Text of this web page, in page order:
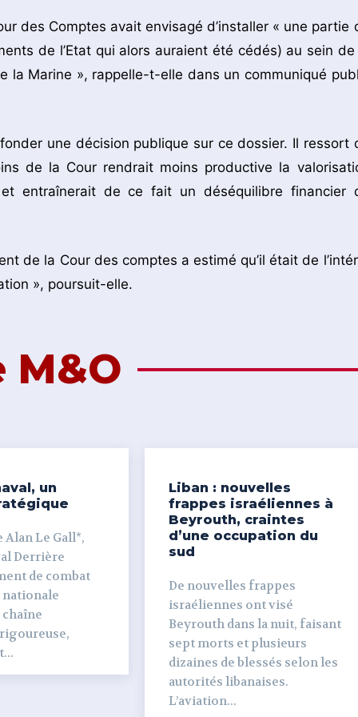
des Comptes avait envisagé d’installer « une partie
de l’Etat qui alors auraient été cédés) au sein de
la Marine », rappelle-t-elle dans un communiqué
une décision publique sur ce dossier. Il ressort
de la Cour rendrait moins productive la
entraînerait de ce fait un déséquilibre financier
de la Cour des comptes a estimé qu’il était de
», poursuit-elle.
M&O
un
Le Gall*,
de combat
nationale
Liban : nouvelles
frappes israéliennes à
Beyrouth, craintes
d’une occupation du
sud
De nouvelles frappes
israéliennes ont visé
Beyrouth dans la nuit, faisant
sept morts et plusieurs
dizaines de blessés selon les
autorités libanaises.
L’aviation...